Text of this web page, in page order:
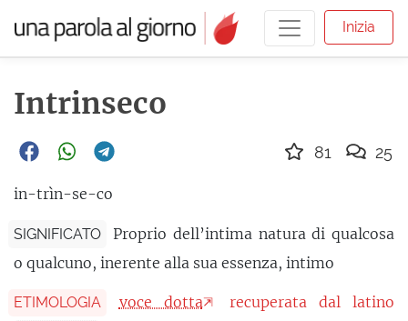
Inizia
Intrinseco
in-trìn-se-co
SIGNIFICATO
Proprio dell’intima natura di qualcosa
o qualcuno, inerente alla sua essenza, intimo
ETIMOLOGIA voce dotta
recuperata dal latino
81 25